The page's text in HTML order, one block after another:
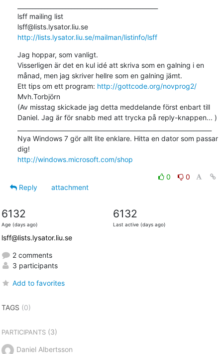
lsff mailing list
lsff@lists.lysator.liu.se
http://lists.lysator.liu.se/mailman/listinfo/lsff
Jag hoppar, som vanligt.
Visserligen är det en kul idé att skriva som en galning i en
månad, men jag skriver hellre som en galning jämt.
Ett tips om ett program: http://gottcode.org/novprog2/
Mvh.Torbjörn
(Av misstag skickade jag detta meddelande först enbart till
Daniel. Jag är för snabb med att trycka på reply-knappen... )
Nya Windows 7 gör allt lite enklare. Hitta en dator som passar
http://windows.microsoft.com/shop
0
0
Reply
attachment
6132
Age (days ago)
6132
Last active (days ago)
lsff@lists.lysator.liu.se
2 comments
3 participants
Add to favorites
TAGS (0)
PARTICIPANTS(3)
Daniel Albertsson